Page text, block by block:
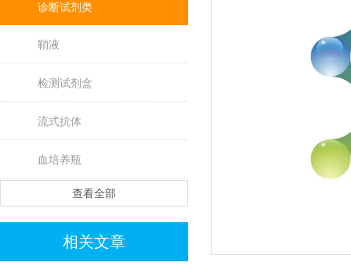
诊断试剂类
鞘液
检测试剂盒
流式抗体
血培养瓶
查看全部
相关文章